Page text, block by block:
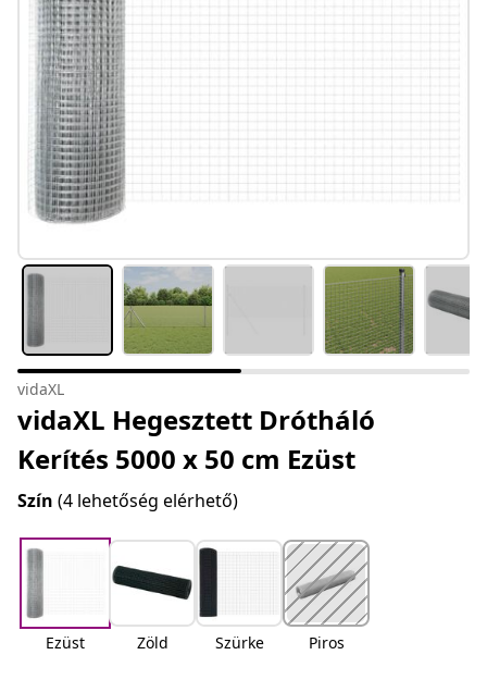
vidaXL
vidaXL Hegesztett Drótháló
Kerítés 5000 x 50 cm Ezüst
Szín (4 lehetőség elérhető)
Ezüst Zöld Szürke Piros